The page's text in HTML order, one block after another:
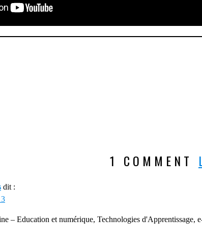
1 COMMENT
dit :
– Education et numérique, Technologies d'Apprentissage,